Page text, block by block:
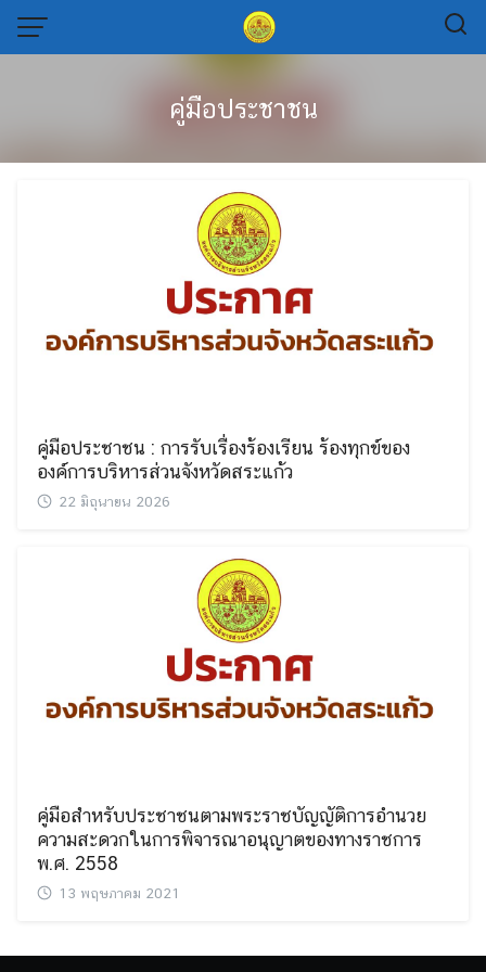
Skip
Search
คู่มือประชาชน
คู่มือประชาชน : การรับเรื่องร้องเรียน ร้องทุกข์ของ
องค์การบริหารส่วนจังหวัดสระแก้ว
22 มิถุนายน 2026
คู่มือสำหรับประชาชนตามพระราชบัญญัติการอำนวย
ความสะดวกในการพิจารณาอนุญาตของทางราชการ
พ.ศ. 2558
13 พฤษภาคม 2021